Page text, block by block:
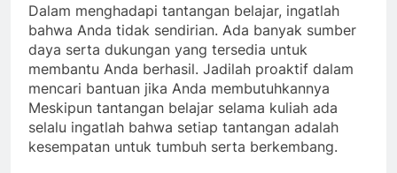
Dalam menghadapi tantangan belajar, ingatlah
bahwa Anda tidak sendirian. Ada banyak sumber
daya serta dukungan yang tersedia untuk
membantu Anda berhasil. Jadilah proaktif dalam
mencari bantuan jika Anda membutuhkannya
Meskipun tantangan belajar selama kuliah ada
selalu ingatlah bahwa setiap tantangan adalah
kesempatan untuk tumbuh serta berkembang.